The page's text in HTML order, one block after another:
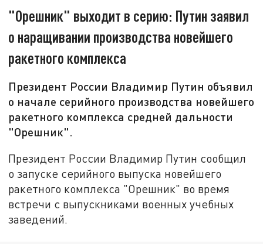
"Орешник" выходит в серию: Путин заявил
о наращивании производства новейшего
ракетного комплекса
Президент России Владимир Путин объявил
о начале серийного производства новейшего
ракетного комплекса средней дальности
"Орешник".
Президент России Владимир Путин сообщил
о запуске серийного выпуска новейшего
ракетного комплекса "Орешник" во время
встречи с выпускниками военных учебных
заведений.